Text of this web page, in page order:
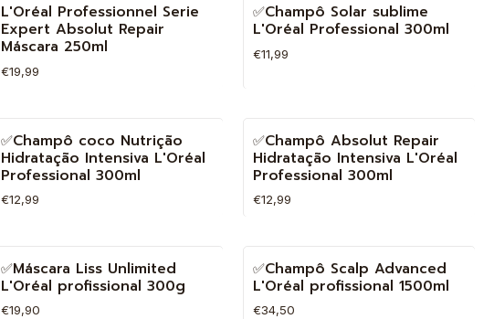
L'Oréal Professionnel Serie
Expert Absolut Repair
Máscara 250ml
€19,99
✅Champô Solar sublime
L'Oréal Professional 300ml
€11,99
✅Champô coco Nutrição
Hidratação Intensiva L'Oréal
Professional 300ml
€12,99
✅Champô Absolut Repair
Hidratação Intensiva L'Oréal
Professional 300ml
€12,99
✅Máscara Liss Unlimited
L'Oréal profissional 300g
€19,90
✅Champô Scalp Advanced
L'Oréal profissional 1500ml
€34,50